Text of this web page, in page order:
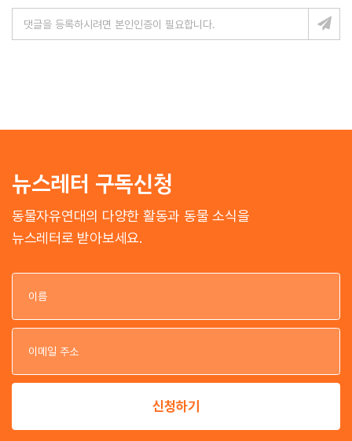
뉴스레터 구독신청
동물자유연대의 다양한 활동과 동물 소식을
뉴스레터로 받아보세요.
이
이
신청하기